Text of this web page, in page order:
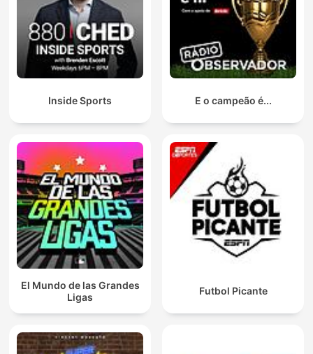
Inside Sports E o campeão é...
El Mundo de las Grandes
Ligas
Futbol Picante